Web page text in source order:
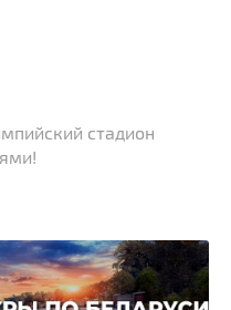
стадион